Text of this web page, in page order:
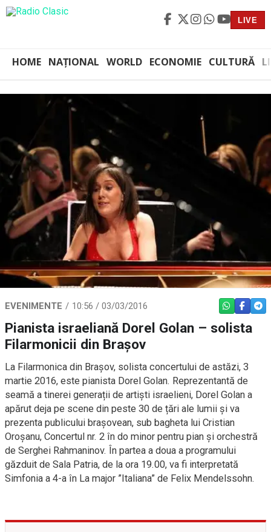
LIVE
HOME NAȚIONAL WORLD ECONOMIE CULTURĂ
EVENIMENTE 10:56 / 03/03/2016 WHATSAPP
Pianista israeliană Dorel Golan – solista
Filarmonicii din Braşov
La Filarmonica din Brașov, solista concertului de astăzi, 3
martie 2016, este pianista Dorel Golan. Reprezentantă de
seamă a tinerei generații de artiști israelieni, Dorel Golan a
apărut deja pe scene din peste 30 de țări ale lumii și va
prezenta publicului brașovean, sub bagheta lui Cristian
Oroșanu, Concertul nr. 2 în do minor pentru pian și orchestră
de Serghei Rahmaninov. În partea a doua a programului
găzduit de Sala Patria, de la ora 19.00, va fi interpretată
Simfonia a 4-a în La major ”Italiana” de Felix Mendelssohn.